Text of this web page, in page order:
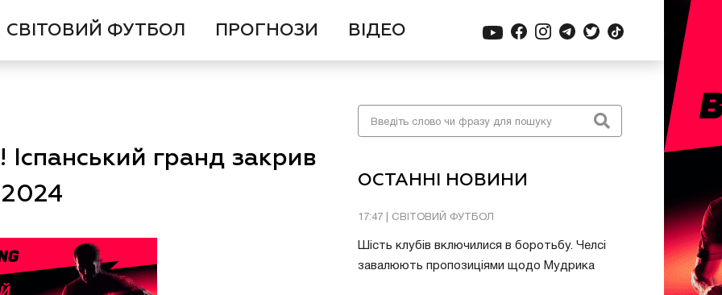
СВІТОВИЙ ФУТБОЛ ПРОГНОЗИ ВІДЕО
ОСТАННІ НОВИНИ
17:47 | СВІТОВИЙ ФУТБОЛ
Шість клубів включилися в боротьбу. Челсі
завалюють пропозиціями щодо Мудрика
гранд закрив